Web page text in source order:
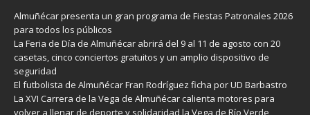
Almuñécar presenta un gran programa de Fiestas Patronales 2026
para todos los públicos
La Feria de Día de Almuñécar abrirá del 9 al 11 de agosto con 20
casetas, cinco conciertos gratuitos y un amplio dispositivo de
seguridad
El futbolista de Almuñécar Fran Rodríguez ficha por UD Barbastro
La XVI Carrera de la Vega de Almuñécar calienta motores para
volver a llenar de deporte y solidaridad la Vega de Río Verde